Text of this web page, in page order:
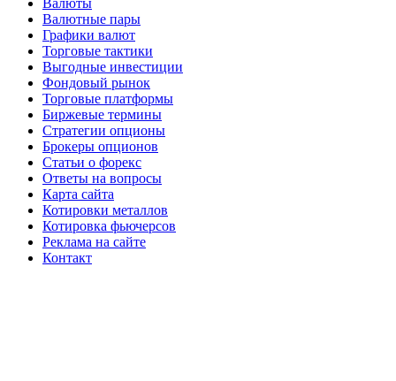
Валюты
Валютные пары
Графики валют
Торговые тактики
Выгодные инвестиции
Фондовый рынок
Торговые платформы
Биржевые термины
Стратегии опционы
Брокеры опционов
Статьи о форекс
Ответы на вопросы
Карта сайта
Котировки металлов
Котировка фьючерсов
Реклама на сайте
Контакт